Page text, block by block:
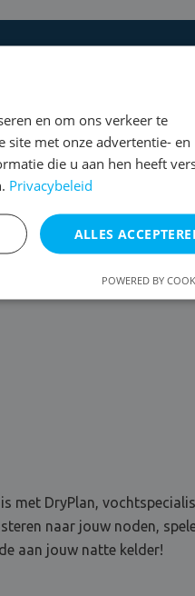
met DryPlan,
naar jouw noden,
aan jouw natte kelder!
en om ons verkeer te
site met onze advertentie- en
die u aan hen heeft
Privacybeleid
ALLES
POWERED BY